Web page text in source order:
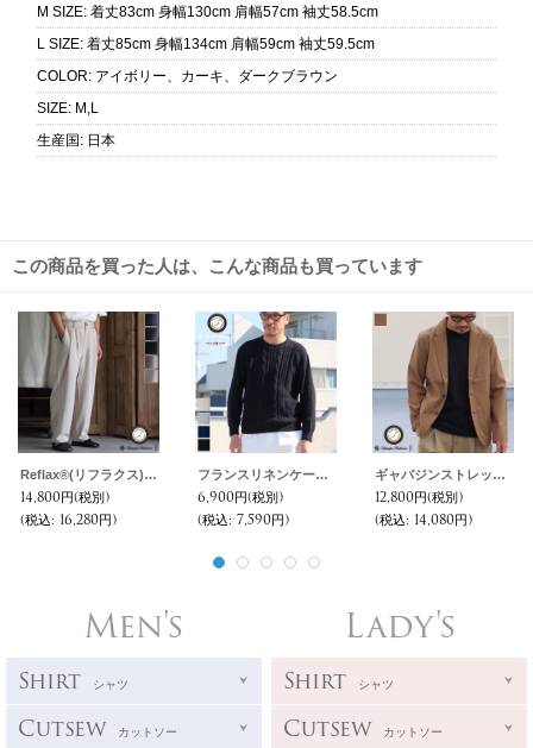
M SIZE: 着丈83cm 身幅130cm 肩幅57cm 袖丈58.5cm
L SIZE: 着丈85cm 身幅134cm 肩幅59cm 袖丈59.5cm
COLOR: アイボリー、カーキ、ダークブラウン
SIZE: M,L
生産国 : 日本
この商品を買った人は、こんな商品も買っています
Reflax®(リフラクス) TECH リネンライクキャンバス 2タック ペグトップ ワイドテーパード イージーパンツ【MADE IN JAPAN】『日本製』/ Upscape Audience
14,800円(税別)
(税込: 16,280円)
フランスリネンケーブル×鹿の子クルーネック長袖ニット【MADE IN JAPAN】『日本製』/ Upscape Audience
6,900円(税別)
(税込: 7,590円)
ギャバジンストレッチ 2Bテーラードジャケット【MADE IN JAPAN】『日本製』/ Upscape Audience
12,800円(税別)
(税込: 14,080円)
Men's
Shirt シャツ
Cutsew カットソー
Lady's
Shirt シャツ
Cutsew カットソー